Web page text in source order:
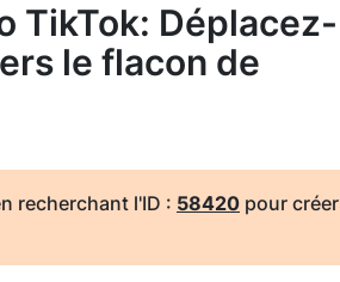
Українська
繁體中文
TikTok: Déplacez-
le flacon de
recherchant l'ID : 58420 pour créer